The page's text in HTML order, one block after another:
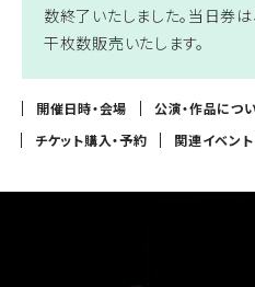
数終了いたしました。当日券
干枚数販売いたします。
開催日時・会場 公演・作品につ
チケット購入・予約
関連イベント